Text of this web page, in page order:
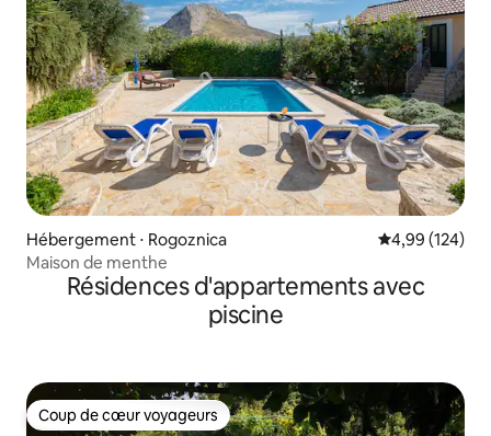
Hébergement ⋅ Rogoznica Évaluation
4,99 (124)
Maison de menthe
Résidences d'appartements avec
piscine
Coup de cœur voyageurs
Coup de cœur voyageurs